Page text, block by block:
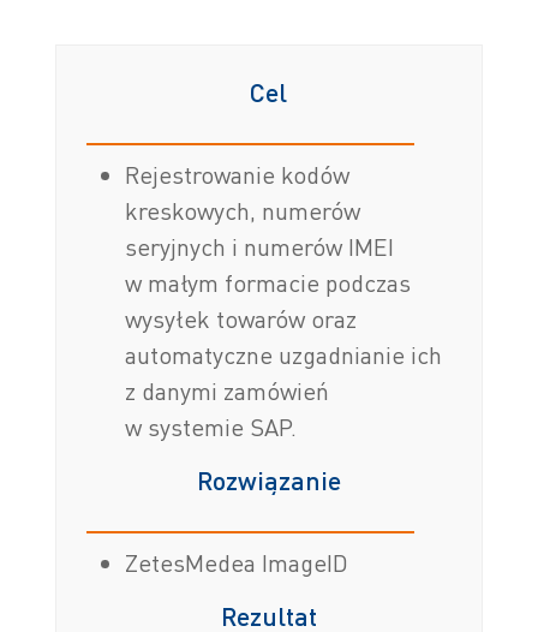
Cel
Rejestrowanie kodów
kreskowych, numerów
seryjnych i numerów IMEI
w małym formacie podczas
wysyłek towarów oraz
automatyczne uzgadnianie ich
z danymi zamówień
w systemie SAP.
Rozwiązanie
ZetesMedea ImageID
Rezultat